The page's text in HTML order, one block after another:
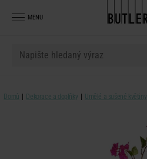
MENU
Domů Dekorace a doplňky Umělé a sušené květiny